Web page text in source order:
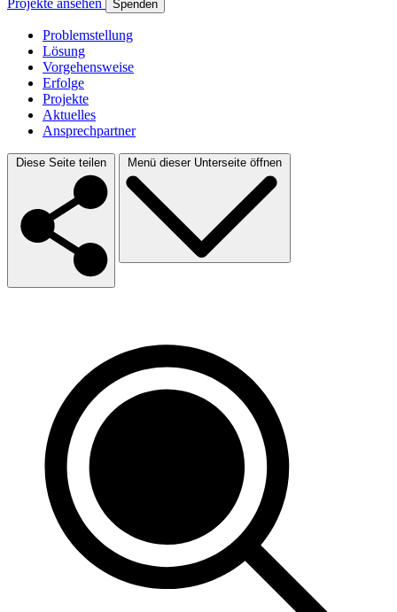
Spenden
Problem­stellung
Lösung
Vorgehensweise
Erfolge
Projekte
Aktuelles
Ansprech­partner
Diese Seite teilen Menü dieser Unterseite öffnen